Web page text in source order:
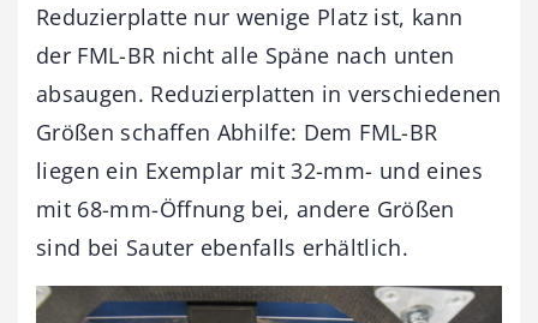
Reduzierplatte nur wenige Platz ist, kann
der FML-BR nicht alle Späne nach unten
absaugen. Reduzierplatten in verschiedenen
Größen schaffen Abhilfe: Dem FML-BR
liegen ein Exemplar mit 32-mm- und eines
mit 68-mm-Öffnung bei, andere Größen
sind bei Sauter ebenfalls erhältlich.